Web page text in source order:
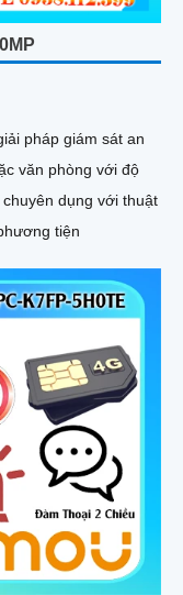
pháp giám sát an
văn phòng với độ
dụng với thuật
tiện